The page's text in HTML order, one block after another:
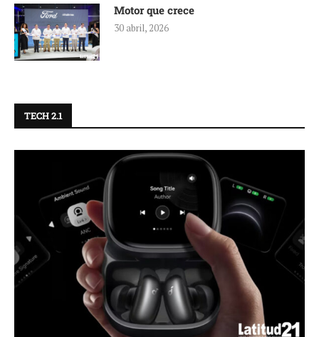
Motor que crece
30 abril, 2026
TECH 2.1